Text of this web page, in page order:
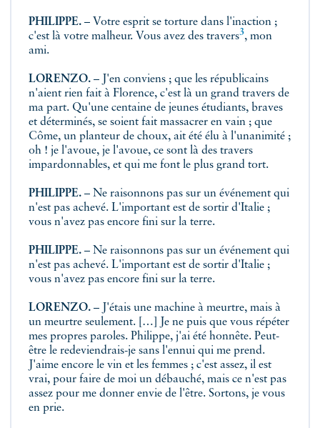
PHILIPPE. – Votre esprit se torture dans l'inaction ;
c'est là votre malheur. Vous avez des travers3, mon
ami.
LORENZO. – J'en conviens ; que les républicains
n'aient rien fait à Florence, c'est là un grand travers de
ma part. Qu'une centaine de jeunes étudiants, braves
et déterminés, se soient fait massacrer en vain ; que
Côme, un planteur de choux, ait été élu à l'unanimité ;
oh ! je l'avoue, je l'avoue, ce sont là des travers
impardonnables, et qui me font le plus grand tort.
PHILIPPE. – Ne raisonnons pas sur un événement qui
n'est pas achevé. L'important est de sortir d'Italie ;
vous n'avez pas encore fini sur la terre.
PHILIPPE. – Ne raisonnons pas sur un événement qui
n'est pas achevé. L'important est de sortir d'Italie ;
vous n'avez pas encore fini sur la terre.
LORENZO. – J'étais une machine à meurtre, mais à
un meurtre seulement. […] Je ne puis que vous répéter
mes propres paroles. Philippe, j'ai été honnête. Peut-
être le redeviendrais-je sans l'ennui qui me prend.
J'aime encore le vin et les femmes ; c'est assez, il est
vrai, pour faire de moi un débauché, mais ce n'est pas
assez pour me donner envie de l'être. Sortons, je vous
en prie.